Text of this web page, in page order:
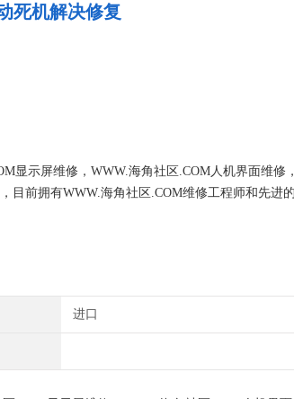
死机解决修复
示屏维修，WWW.海角社区.COM人机界面维修
，目前拥有WWW.海角社区.COM维修工程师和先进
进口